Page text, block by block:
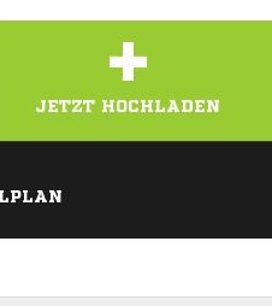
+
JETZT HOCHLADEN